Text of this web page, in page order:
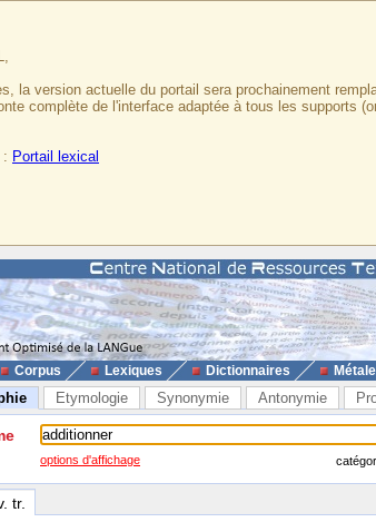
la version actuelle du portail sera prochainement
complète de l'interface adaptée à tous les supports
: Portail lexical
Corpus Lexiques Dictionnaires
Etymologie Synonymie Antonymie
options d'affichage
tr.